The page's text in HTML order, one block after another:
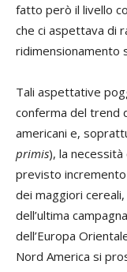
fatto però il livello
che ci aspettava di
ridimensionamento
Tali aspettative
conferma del trend
americani e,
primis), la necessità
previsto
dei maggiori
dell’ultima
dell’Europa
Nord America si